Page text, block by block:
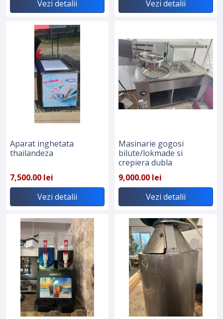
Vezi detalii Vezi detalii
Aparat inghetata
thailandeza
7,500.00 lei
Vezi detalii
Masinarie gogosi
bilute/lokmade si
crepiera dubla
9,000.00 lei
Vezi detalii